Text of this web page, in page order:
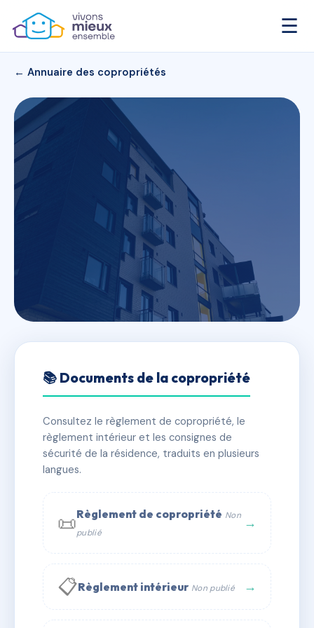
☰
← Annuaire des copropriétés
LE CHRISTINA
✓ Immatriculée 🏠 19 lots 🏗 1 bâtiment(s)
📞 Contacter Syndic Digital
📚 Documents de la copropriété
Consultez le règlement de copropriété, le
règlement intérieur et les consignes de
sécurité de la résidence, traduits en plusieurs
langues.
📜Règlement de copropriété Non
publié
→
📋Règlement intérieur Non publié →